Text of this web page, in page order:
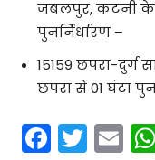
जबलपुर, कटनी के
पुनर्निर्धारण –
15159 छपरा-दुर्ग
छपरा से 01 घंटा
F T E